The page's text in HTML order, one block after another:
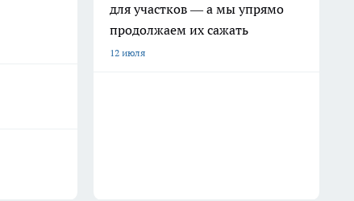
для участков — а мы упрямо
продолжаем их сажать
12 июля